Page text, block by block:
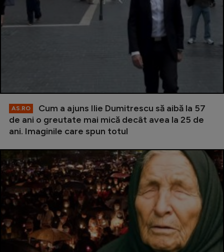
AS.RO
Cum a ajuns Ilie Dumitrescu să aibă la 57
de ani o greutate mai mică decât avea la 25 de
ani. Imaginile care spun totul